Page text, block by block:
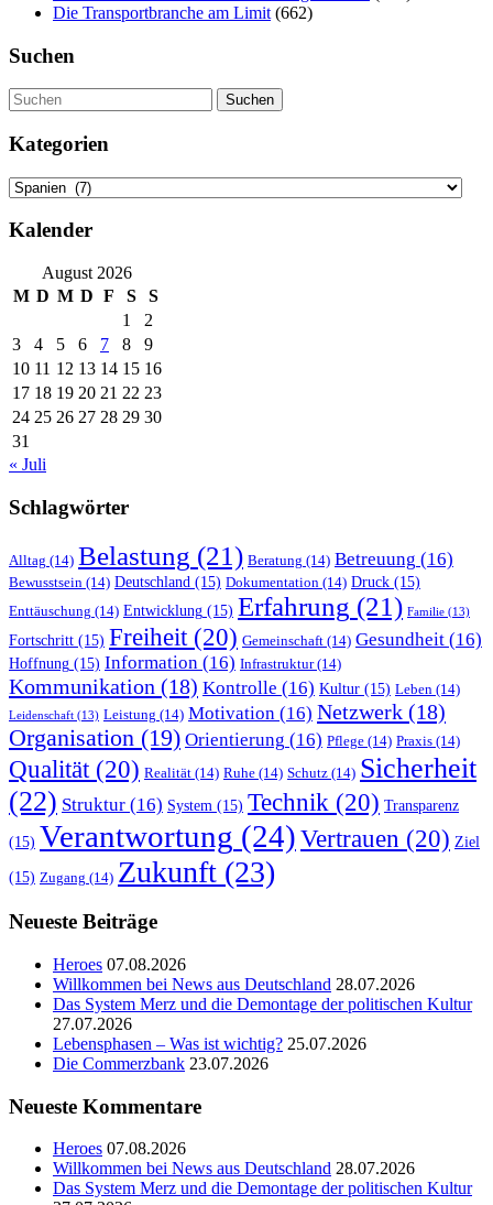
Die Transportbranche am Limit (662)
Suchen
Suchen
Kategorien
Kategorien
Kalender
August 2026
M D M D F S
S
1
2
3
4 5 6 7 8
9
10 11 12 13 14 15 16
17 18 19 20 21 22 23
24 25 26 27 28 29 30
31
« Juli
Schlagwörter
Alltag (14) Belastung (21) Beratung (14) Betreuung (16)
Bewusstsein (14) Deutschland (15) Dokumentation (14) Druck (15)
Enttäuschung (14) Entwicklung (15) Erfahrung (21) Familie (13)
Fortschritt (15) Freiheit (20) Gemeinschaft (14) Gesundheit (16)
Hoffnung (15) Information (16) Infrastruktur(14)
Kommunikation (18) Kontrolle (16) Kultur (15) Leben (14)
Leidenschaft (13) Leistung (14) Motivation (16) Netzwerk (18)
Organisation (19) Orientierung (16) Pflege (14) Praxis (14)
Qualität (20) Realität (14) Ruhe (14) Schutz (14) Sicherheit
(22) Struktur (16) System (15) Technik (20) Transparenz
(15) Verantwortung (24)Vertrauen (20) Ziel
(15) Zugang (14) Zukunft (23)
Neueste Beiträge
Heroes 07.08.2026
Willkommen bei News aus Deutschland 28.07.2026
Das System Merz und die Demontage der politischen Kultur
27.07.2026
Lebensphasen – Was ist wichtig? 25.07.2026
Die Commerzbank 23.07.2026
Neueste Kommentare
Heroes 07.08.2026
Willkommen bei News aus Deutschland 28.07.2026
Das System Merz und die Demontage der politischen Kultur